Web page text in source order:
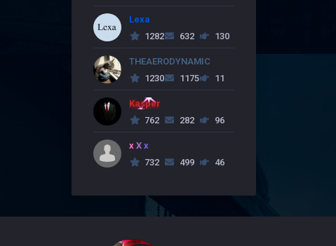
Lexa
1282
632 130
THEAERODYNAMIC
1230
1175 11
Kasper
762
282 96
x X x
732
499 46